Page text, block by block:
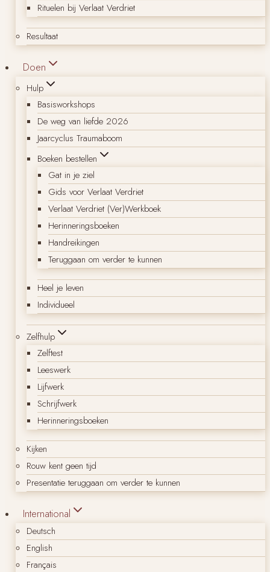
Rituelen bij Verlaat Verdriet
Resultaat
Doen
Hulp
Basisworkshops
De weg van liefde 2026
Jaarcyclus Traumaboom
Boeken bestellen
Gat in je ziel
Gids voor Verlaat Verdriet
Verlaat Verdriet (Ver)Werkboek
Herinneringsboeken
Handreikingen
Teruggaan om verder te kunnen
Heel je leven
Individueel
Zelfhulp
Zelftest
Leeswerk
Lijfwerk
Schrijfwerk
Herinneringsboeken
Kijken
Rouw kent geen tijd
Presentatie teruggaan om verder te kunnen
International
Deutsch
English
Français